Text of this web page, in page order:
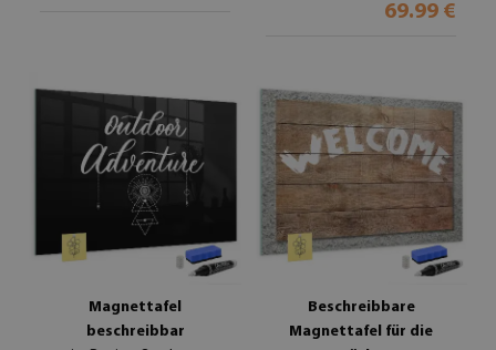
69.99 €
Magnettafel
beschreibbar
Beschreibbare
Magnettafel für die